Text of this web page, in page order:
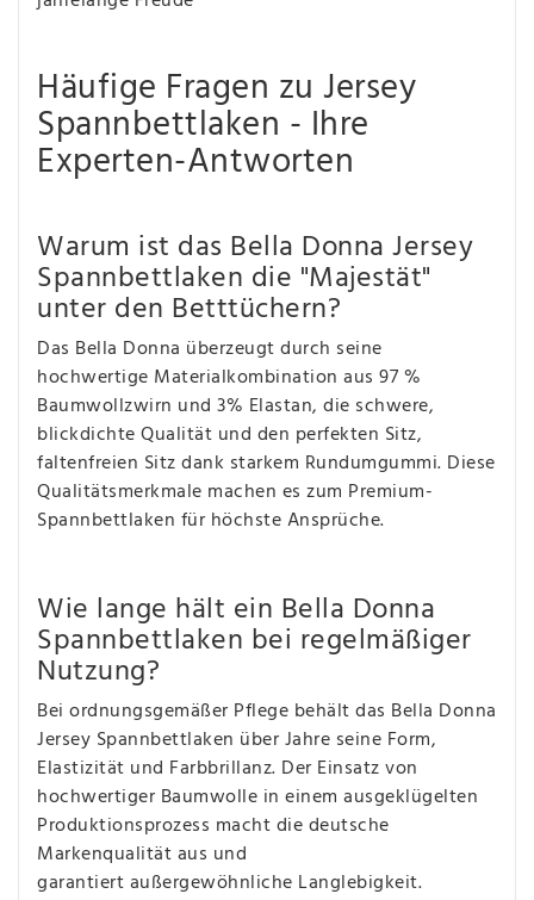
Häufige Fragen zu Jersey
Spannbettlaken - Ihre
Experten-Antworten
Warum ist das Bella Donna Jersey
Spannbettlaken die "Majestät"
unter den Betttüchern?
Das Bella Donna überzeugt durch seine
hochwertige Materialkombination aus 97 %
Baumwollzwirn und 3% Elastan, die schwere,
blickdichte Qualität und den perfekten Sitz,
faltenfreien Sitz dank starkem Rundumgummi. Diese
Qualitätsmerkmale machen es zum Premium-
Spannbettlaken für höchste Ansprüche.
Wie lange hält ein Bella Donna
Spannbettlaken bei regelmäßiger
Nutzung?
Bei ordnungsgemäßer Pflege behält das Bella Donna
Jersey Spannbettlaken über Jahre seine Form,
Elastizität und Farbbrillanz. Der Einsatz von
hochwertiger Baumwolle in einem ausgeklügelten
Produktionsprozess macht die deutsche
Markenqualität aus und
garantiert außergewöhnliche Langlebigkeit.